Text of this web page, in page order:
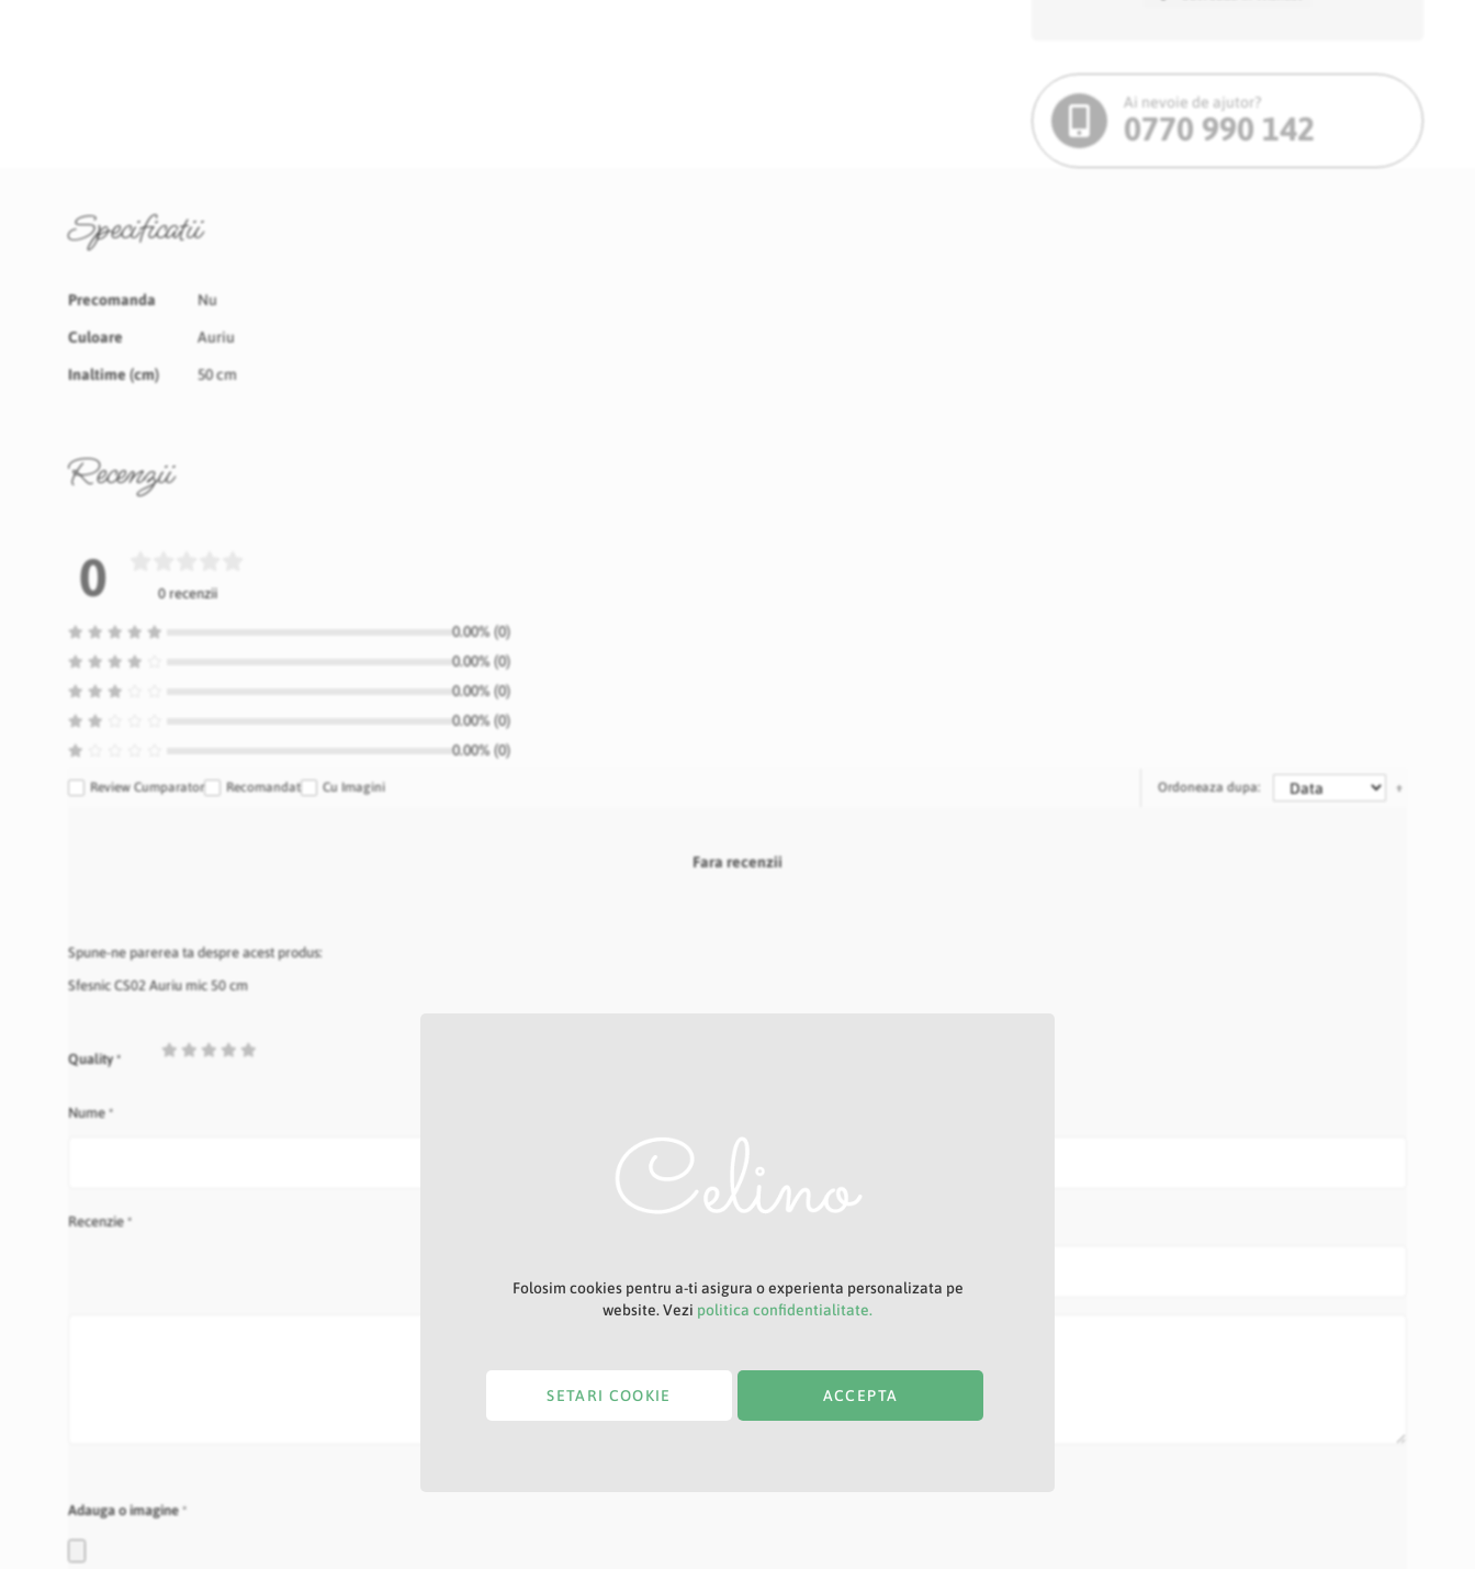
Ai nevoie de ajutor?
0770 990 142
Specificatii
Specificatii
Precomanda Nu
Culoare Auriu
Inaltime (cm) 50 cm
Recenzii
0 0 recenzii
0.00% (0)
0.00% (0)
0.00% (0)
0.00% (0)
0.00% (0)
Review Cumparator Recomandat Cu Imagini Ordoneaza dupa:
Fara recenzii
Spune-ne parerea ta despre acest produs:
Sfesnic CS02 Auriu mic 50 cm
Quality
1
2
3
4
Nume
Recenzie
Adauga o imagine
Folosim cookies pentru a-ti asigura o experienta personalizata pe
website. Vezi politica confidentialitate.
ACCEPTA
SETARI COOKIE